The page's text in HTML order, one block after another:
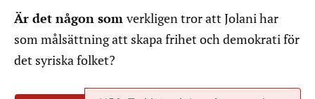
Är det någon som verkligen tror att Jolani har
som målsättning att skapa frihet och demokrati för
det syriska folket?